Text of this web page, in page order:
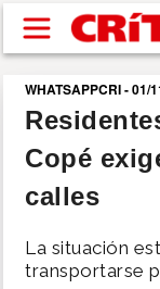
Pasar al
SUCESOS
POLÍTICA
WHATSAPPCRI - 01/
Copé
calles
La situación
transportarse